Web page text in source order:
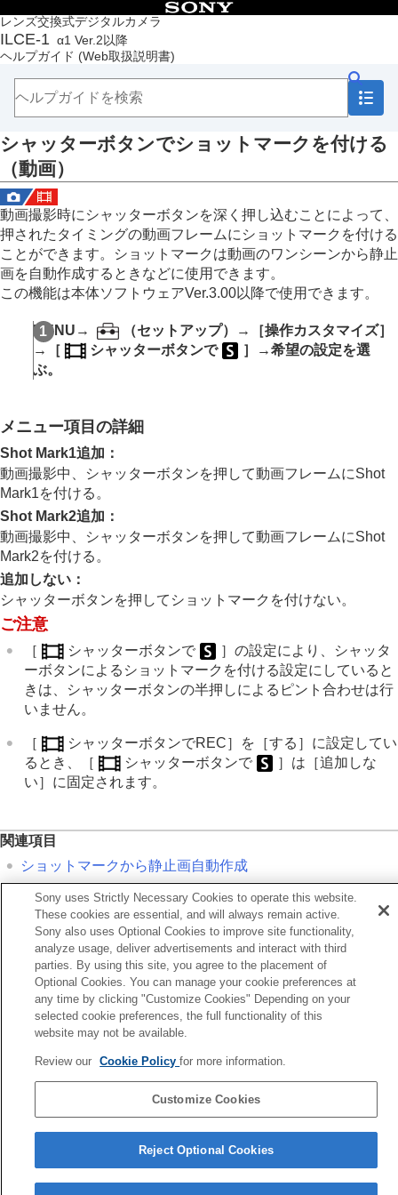
レンズ交換式デジタルカメラ
ILCE-1 α1 Ver.2以降
ヘルプガイド (Web取扱説明書)
目次
トップページ
ヘルプガイドの使いかた
本体と付属品を確認する
本機の基本操作
準備/基本的な撮影
MENU一覧から機能を探す
撮影機能を活用する
カメラをカスタマイズする
この章の目次
本機のカスタマイズ機能について
よく使う機能をボタンやダイヤルに割り当てる
（カスタムキー/ダイヤル設定）
ル設定）
撮影設定の登録と呼び出し
静止画と動画の撮影設定を個別に行う
動画撮影でシャッターボタンを使う
シャッターボタンでREC（動画）
シャッターボタンでショットマークを付ける
（動画）
モニター/ファインダーの表示を設定する
再生する
カメラの設定を変更する
スマートフォンでできること
パソコンでできること
クラウドサービスを利用する
資料
故障かな？と思ったら
シャッターボタンでショットマークを付ける
（動画）
動画撮影時にシャッターボタンを深く押し込むことによって、
押されたタイミングの動画フレームにショットマークを付ける
ことができます。ショットマークは動画のワンシーンから静止
画を自動作成するときなどに使用できます。
この機能は本体ソフトウェアVer.3.00以降で使用できます。
MENU → （セットアップ）→
［操作カスタマイズ］
→
［ シャッターボタンで ］
→希望の設定を選
ぶ。
メニュー項目の詳細
Shot Mark1追加 ：
動画撮影中、シャッターボタンを押して動画フレームにShot
Mark1を付ける。
Shot Mark2追加 ：
動画撮影中、シャッターボタンを押して動画フレームにShot
Mark2を付ける。
追加しない ：
シャッターボタンを押してショットマークを付けない。
ご注意
［ シャッターボタンで ］ の設定により、シャッタ
ーボタンによるショットマークを付ける設定にしていると
きは、シャッターボタンの半押しによるピント合わせは行
いません。
［ シャッターボタンでREC］ を ［する］ に設定してい
るとき、
［ シャッターボタンで ］ は ［追加しな
い］ に固定されます。
関連項目
ショットマークから静止画自動作成
シャッターボタンでREC
（動画）
ッターボタンでREC（動画）
ファインダー/モニター
TP1001843900
お使いのカメラの本体ソフトウェアがVer.2.00未満の場合は下記URLの
https://helpguide.sony.net/ilc/2040/v1/ja/index.html
言語選択ページへ
Copyright 2024 Sony Corporation
Sony uses Strictly Necessary Cookies to operate this website.
These cookies are essential, and will always remain active.
Sony also uses Optional Cookies to improve site functionality,
analyze usage, deliver advertisements and interact with third
parties. By using this site, you agree to the placement of
Optional Cookies. You can manage your cookie preferences at
any time by clicking "Customize Cookies" Depending on your
selected cookie preferences, the full functionality of this
website may not be available.
Review our Cookie Policyfor more information.
Customize Cookies
Reject Optional Cookies